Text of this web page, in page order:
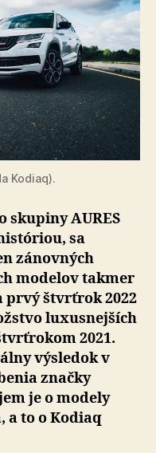
Kodiaq).
skupiny AURES
sa
zánovných
modelov takmer
prvý štvrťrok 2022
luxusnejších
2021.
výsledok v
značky
je o modely
a to o Kodiaq